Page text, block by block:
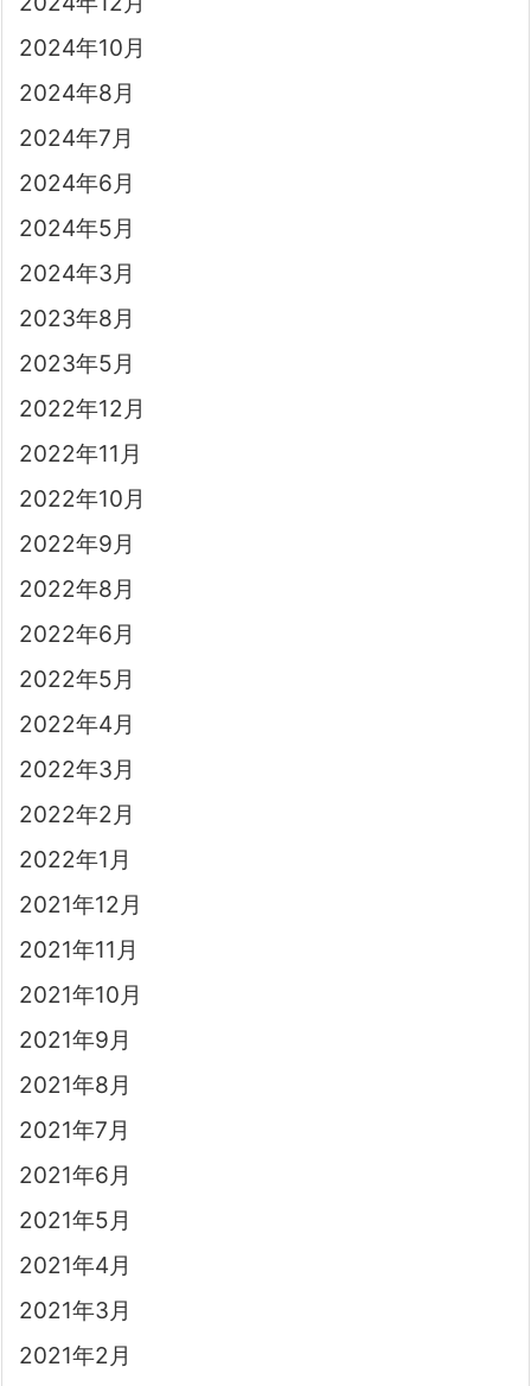
2024年10月
2024年8月
2024年7月
2024年6月
2024年5月
2024年3月
2023年8月
2023年5月
2022年12月
2022年11月
2022年10月
2022年9月
2022年8月
2022年6月
2022年5月
2022年4月
2022年3月
2022年2月
2022年1月
2021年12月
2021年11月
2021年10月
2021年9月
2021年8月
2021年7月
2021年6月
2021年5月
2021年4月
2021年3月
2021年2月